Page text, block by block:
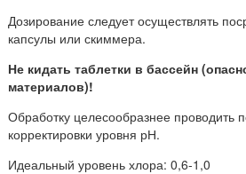
Дозирование следует осуществлять
капсулы или скиммера.
Не кидать таблетки в бассейн
материалов)!
Обработку целесообразнее проводить
корректировки уровня рН.
Идеальный уровень хлора: 0,6-1,0